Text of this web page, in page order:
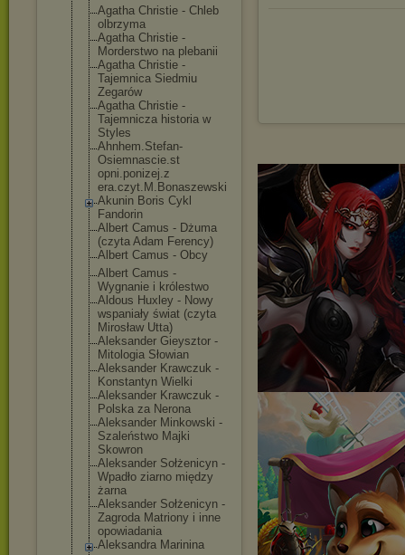
Agatha Christie - Chleb
olbrzyma
Agatha Christie -
Morderstwo na plebanii
Agatha Christie -
Tajemnica Siedmiu
Zegarów
Agatha Christie -
Tajemnicza historia w
Styles
Ahnhem.Stefan-
Osiemnascie.st
opni.ponizej.z
era.czyt.M.Bonaszewski
Akunin Boris Cykl
Fandorin
Albert Camus - Dżuma
(czyta Adam Ferency)
Albert Camus - Obcy
Albert Camus -
Wygnanie i królestwo
Aldous Huxley - Nowy
wspaniały świat (czyta
Mirosław Utta)
Aleksander Gieysztor -
Mitologia Słowian
Aleksander Krawczuk -
Konstantyn Wielki
Aleksander Krawczuk -
Polska za Nerona
Aleksander Minkowski -
Szaleństwo Majki
Skowron
Aleksander Sołżenicyn -
Wpadło ziarno między
żarna
Aleksander Sołżenicyn -
Zagroda Matriony i inne
opowiadania
Aleksandra Marinina